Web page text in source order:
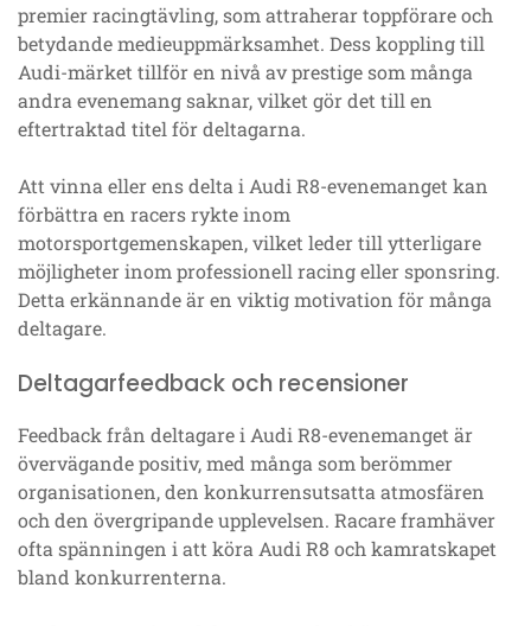
premier racingtävling, som attraherar toppförare och
betydande medieuppmärksamhet. Dess koppling till
Audi-märket tillför en nivå av prestige som många
andra evenemang saknar, vilket gör det till en
eftertraktad titel för deltagarna.
Att vinna eller ens delta i Audi R8-evenemanget kan
förbättra en racers rykte inom
motorsportgemenskapen, vilket leder till ytterligare
möjligheter inom professionell racing eller sponsring.
Detta erkännande är en viktig motivation för många
deltagare.
Deltagarfeedback och recensioner
Feedback från deltagare i Audi R8-evenemanget är
övervägande positiv, med många som berömmer
organisationen, den konkurrensutsatta atmosfären
och den övergripande upplevelsen. Racare framhäver
ofta spänningen i att köra Audi R8 och kamratskapet
bland konkurrenterna.